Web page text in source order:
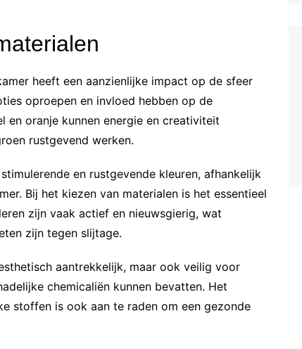
heeft een aanzienlijke impact op de sfeer
oproepen en invloed hebben op de
en oranje kunnen energie en creativiteit
rustgevend werken.
en rustgevende kleuren, afhankelijk
Bij het kiezen van materialen is het essentieel
zijn vaak actief en nieuwsgierig, wat
zijn tegen slijtage.
aantrekkelijk, maar ook veilig voor
chemicaliën kunnen bevatten. Het
stoffen is ook aan te raden om een gezonde